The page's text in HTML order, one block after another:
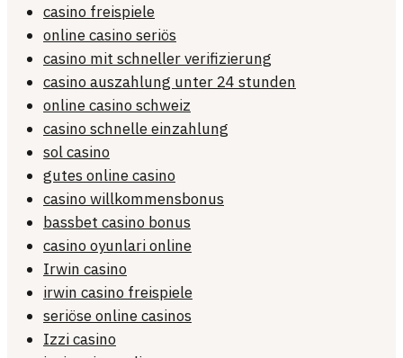
casino freispiele
online casino seriös
casino mit schneller verifizierung
casino auszahlung unter 24 stunden
online casino schweiz
casino schnelle einzahlung
sol casino
gutes online casino
casino willkommensbonus
bassbet casino bonus
casino oyunlari online
Irwin casino
irwin casino freispiele
seriöse online casinos
Izzi casino